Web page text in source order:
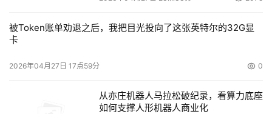
被Token账单劝退之后，我把目光投向了这张英特尔的32G显
卡
2026年04月27日 17点59分 0
从亦庄机器人马拉松破纪录，看算力底座
如何支撑人形机器人商业化